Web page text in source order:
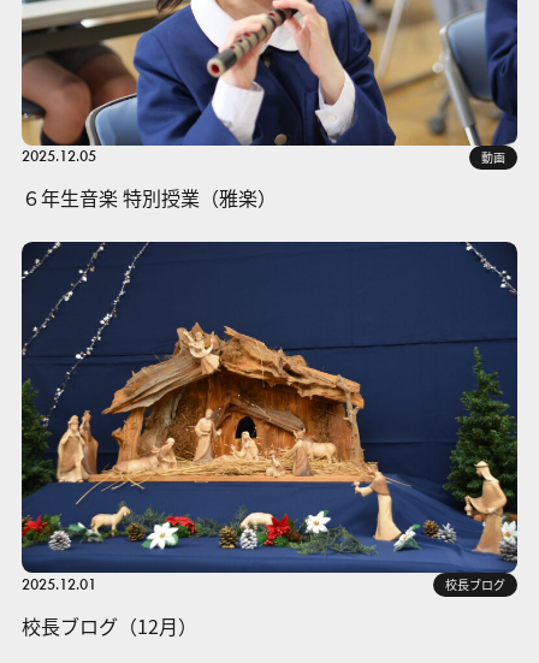
2025.12.05 動画
６年生音楽 特別授業（雅楽）
2025.12.01 校長ブログ
校長ブログ（12月）